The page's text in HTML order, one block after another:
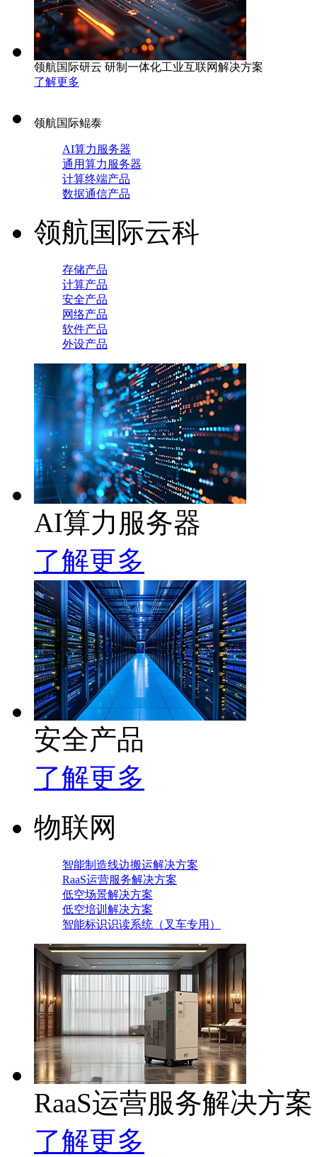
领航国际研云 研制一体化工业互联网解决方案
了解更多
领航国际鲲泰
AI算力服务器
通用算力服务器
计算终端产品
数据通信产品
领航国际云科
存储产品
计算产品
安全产品
网络产品
软件产品
外设产品
AI算力服务器
了解更多
安全产品
了解更多
物联网
智能制造线边搬运解决方案
RaaS运营服务解决方案
低空场景解决方案
低空培训解决方案
智能标识识读系统（叉车专用）
RaaS运营服务解决方案
了解更多